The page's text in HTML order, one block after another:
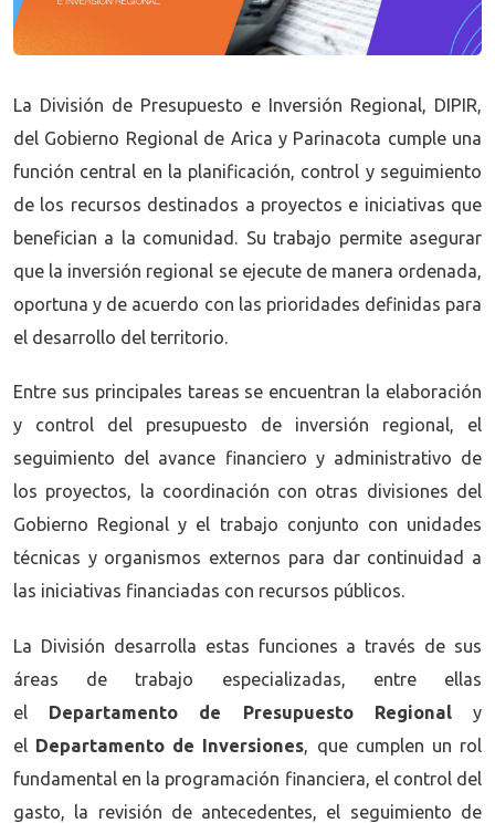
La División de Presupuesto e Inversión Regional, DIPIR,
del Gobierno Regional de Arica y Parinacota cumple una
función central en la planificación, control y seguimiento
de los recursos destinados a proyectos e iniciativas que
benefician a la comunidad. Su trabajo permite asegurar
que la inversión regional se ejecute de manera ordenada,
oportuna y de acuerdo con las prioridades definidas para
el desarrollo del territorio.
Entre sus principales tareas se encuentran la elaboración
y control del presupuesto de inversión regional, el
seguimiento del avance financiero y administrativo de
los proyectos, la coordinación con otras divisiones del
Gobierno Regional y el trabajo conjunto con unidades
técnicas y organismos externos para dar continuidad a
las iniciativas financiadas con recursos públicos.
La División desarrolla estas funciones a través de sus
áreas de trabajo especializadas, entre ellas
el Departamento de Presupuesto Regionaly
el Departamento de Inversiones, que cumplen un rol
fundamental en la programación financiera, el control del
gasto, la revisión de antecedentes, el seguimiento de